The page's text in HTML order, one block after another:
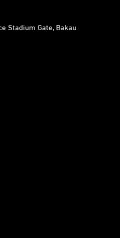
Stadium Gate, Bakau